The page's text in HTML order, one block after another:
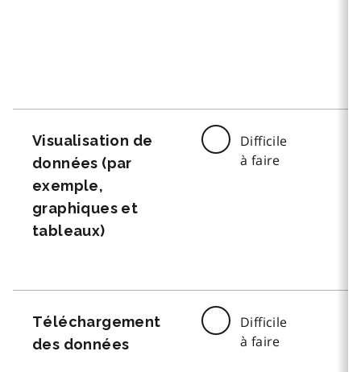
Visualisation de
données (par
exemple,
graphiques et
tableaux)
Difficile
à faire
Téléchargement
des données
Difficile
à faire